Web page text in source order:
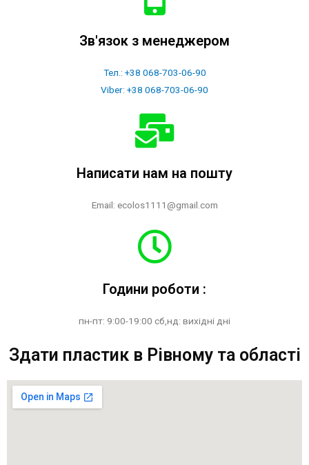
Здати пластик в Рівному та області
Зв'язок з менеджером
Тел.: +38 068-703-06-90
Viber: +38 068-703-06-90
Написати нам на пошту
Email: ecolos1111@gmail.com
Години роботи :
пн-пт: 9:00-19:00 сб,нд: вихідні дні